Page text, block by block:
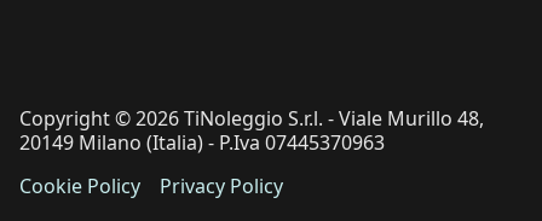
Copyright © 2026 TiNoleggio S.r.l. - Viale Murillo 48,
20149 Milano (Italia) - P.Iva 07445370963
Cookie Policy
Privacy Policy